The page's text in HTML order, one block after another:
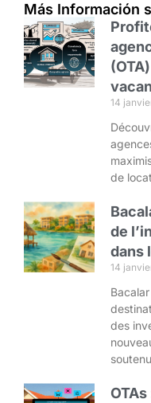
Más Información
14
de
de
dans
14
des